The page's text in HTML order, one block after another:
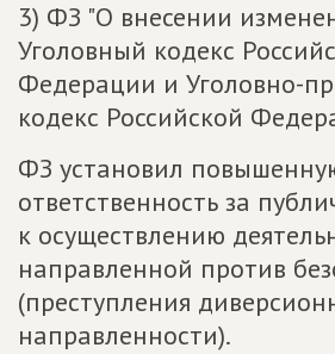
3) ФЗ "О внесении
Уголовный кодекс
Федерации и Уголовно-
кодекс Российской
ФЗ установил
ответственность за
к осуществлению
направленной против
(преступления
направленности).